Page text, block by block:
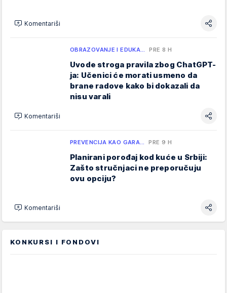
Komentariši
OBRAZOVANJE I EDUKA… PRE 8 H
Uvode stroga pravila zbog ChatGPT-
ja: Učenici će morati usmeno da
brane radove kako bi dokazali da
nisu varali
Komentariši
PREVENCIJA KAO GARA… PRE 9 H
Planirani porođaj kod kuće u Srbiji:
Zašto stručnjaci ne preporučuju
ovu opciju?
Komentariši
KONKURSI I FONDOVI